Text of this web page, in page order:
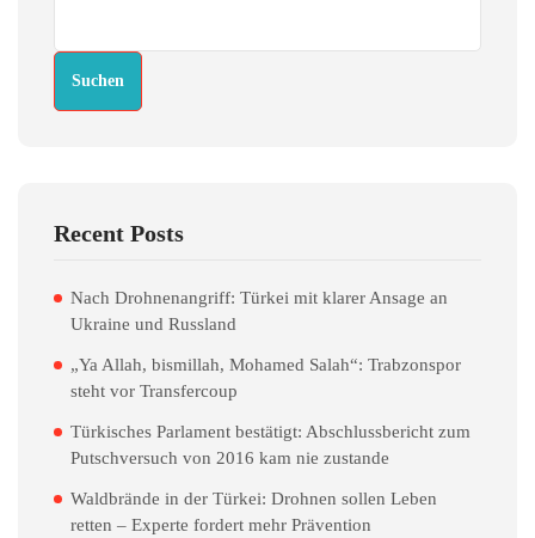
Suchen
Recent Posts
Nach Drohnenangriff: Türkei mit klarer Ansage an
Ukraine und Russland
„Ya Allah, bismillah, Mohamed Salah“: Trabzonspor
steht vor Transfercoup
Türkisches Parlament bestätigt: Abschlussbericht zum
Putschversuch von 2016 kam nie zustande
Waldbrände in der Türkei: Drohnen sollen Leben
retten – Experte fordert mehr Prävention